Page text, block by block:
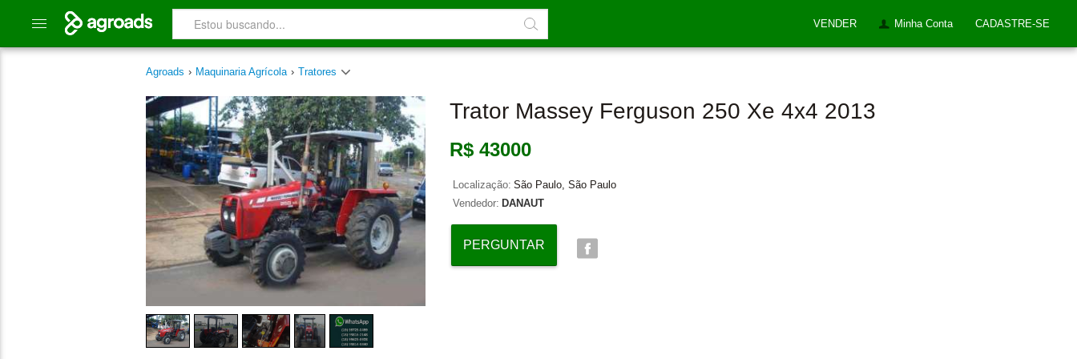
VENDER Minha Conta CADASTRE-SE
Agroads › Maquinaria Agrícola › Tratores
Trator Massey Ferguson 250 Xe 4x4 2013
R$ 43000
Localização: São Paulo, São Paulo
Vendedor: DANAUT
PERGUNTAR